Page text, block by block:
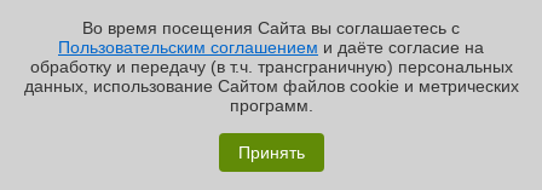
✖
09.12.2025 [11:17], Сергей Карасёв
«Карманный» NAS Youyeetoo NestDisk
для четырёх М.2 SSD оснащён парой
Во время посещения Cайта вы соглашаетесь с
Пользовательским соглашением и даёте согласие на
обработку и передачу (в т.ч. трансграничную) персональных
данных, использование Cайтом файлов cookie и метрических
программ.
Принять